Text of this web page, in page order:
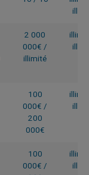
2 000
000€ /
illimité
100
000€ /
200
000€
100
000€ /